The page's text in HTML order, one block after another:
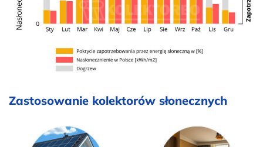
Zastosowanie kolektorów słonecznych